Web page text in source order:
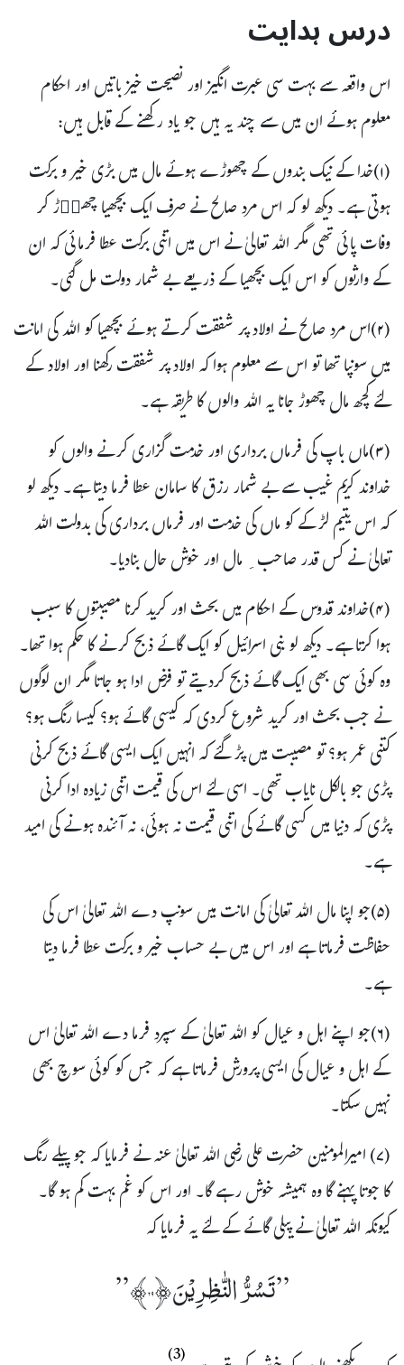
درس ہدایت
اس واقعہ سے بہت سی عبرت انگیز اور نصیحت خیز باتیں اور احکام
معلوم ہوئے ان میں سے چند یہ ہیں جو یاد رکھنے کے قابل ہیں:
(۱)خدا کے نیک بندوں کے چھوڑے ہوئے مال میں بڑی خیر و برکت
ہوتی ہے۔ دیکھ لو کہ اس مرد صالح نے صرف ایک بچھیا چھوۤڑ کر
وفات پائی تھی مگر اللہ تعالیٰ نے اس میں اتنی برکت عطا فرمائی کہ ان
کے وارثوں کو اس ایک بچھیا کے ذریعے بے شمار دولت مل گئی۔
(۲)اس مرد صالح نے اولاد پر شفقت کرتے ہوئے بچھیا کو اللہ کی امانت
میں سونپا تھا تو اس سے معلوم ہوا کہ اولاد پر شفقت رکھنا اور اولاد کے
لئے کچھ مال چھوڑ جانا یہ اللہ والوں کا طریقہ ہے۔
(۳)ماں باپ کی فرماں برداری اور خدمت گزاری کرنے والوں کو
خداوند کریم غیب سے بے شمار رزق کا سامان عطا فرما دیتا ہے۔ دیکھ لو
کہ اس یتیم لڑکے کو ماں کی خدمت اور فرماں برداری کی بدولت اللہ
تعالیٰ نے کس قدر صاحب ِ مال اور خوش حال بنادیا۔
(۴)خداوند قدوس کے احکام میں بحث اور کرید کرنا مصیبتوں کا سبب
ہوا کرتا ہے۔ دیکھ لو بنی اسرائیل کو ایک گائے ذبح کرنے کا حکم ہوا تھا۔
وہ کوئی سی بھی ایک گائے ذبح کردیتے تو فرض ادا ہو جاتا مگر ان لوگوں
نے جب بحث اور کرید شروع کردی کہ کیسی گائے ہو؟ کیسا رنگ ہو؟
کتنی عمر ہو؟ تو مصیبت میں پڑ گئے کہ انہیں ایک ایسی گائے ذبح کرنی
پڑی جو بالکل نایاب تھی۔ اسی لئے اس کی قیمت اتنی زیادہ ادا کرنی
پڑی کہ دنیا میں کسی گائے کی اتنی قیمت نہ ہوئی، نہ آئندہ ہونے کی امید
ہے۔
(۵)جو اپنا مال اللہ تعالیٰ کی امانت میں سونپ دے اللہ تعالیٰ اس کی
حفاظت فرماتا ہے اور اس میں بے حساب خیر و برکت عطا فرما دیتا
ہے۔
(۶)جو اپنے اہل و عیال کو اللہ تعالیٰ کے سپرد فرما دے اللہ تعالیٰ اس
کے اہل و عیال کی ایسی پرورش فرماتا ہے کہ جس کو کوئی سوچ بھی
نہیں سکتا۔
(۷) امیرالمومنین حضرت علی رضی اللہ تعالیٰ عنہ نے فرمایا کہ جو پیلے رنگ
کا جوتا پہنے گا وہ ہمیشہ خوش رہے گا۔ اور اس کو غم بہت کم ہو گا۔
کیونکہ اللہ تعالیٰ نے پیلی گائے کے لئے یہ فرمایا کہ
”تَسُرُّ النّٰظِرِیۡنَ ﴿۶۹﴾”
(3)